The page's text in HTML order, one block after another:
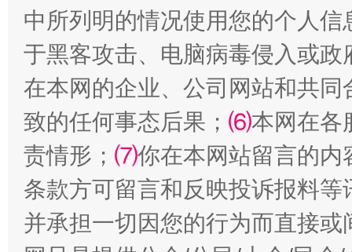
全民健身五年计划来了！等你上场
中所列明的情况使用您的个人
于黑客攻击、电脑病毒侵入或
在本网的企业、公司网站和共
致的任何事态后果； ⑹本网在各
责情形； ⑺你在本网站留言的内
条款方可留言和反映投诉报料
并承担一切因您的行为而直接